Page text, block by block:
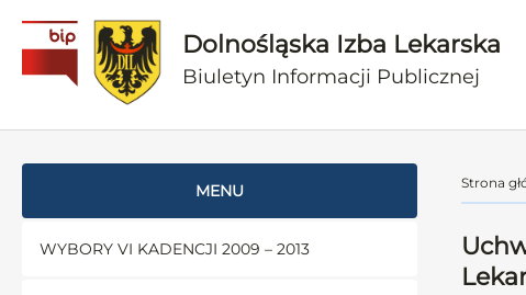
Dolnośląska Izba Lekarska
Biuletyn Informacji Publicznej
MENU
WYBORY VI KADENCJI 2009 – 2013
Strona